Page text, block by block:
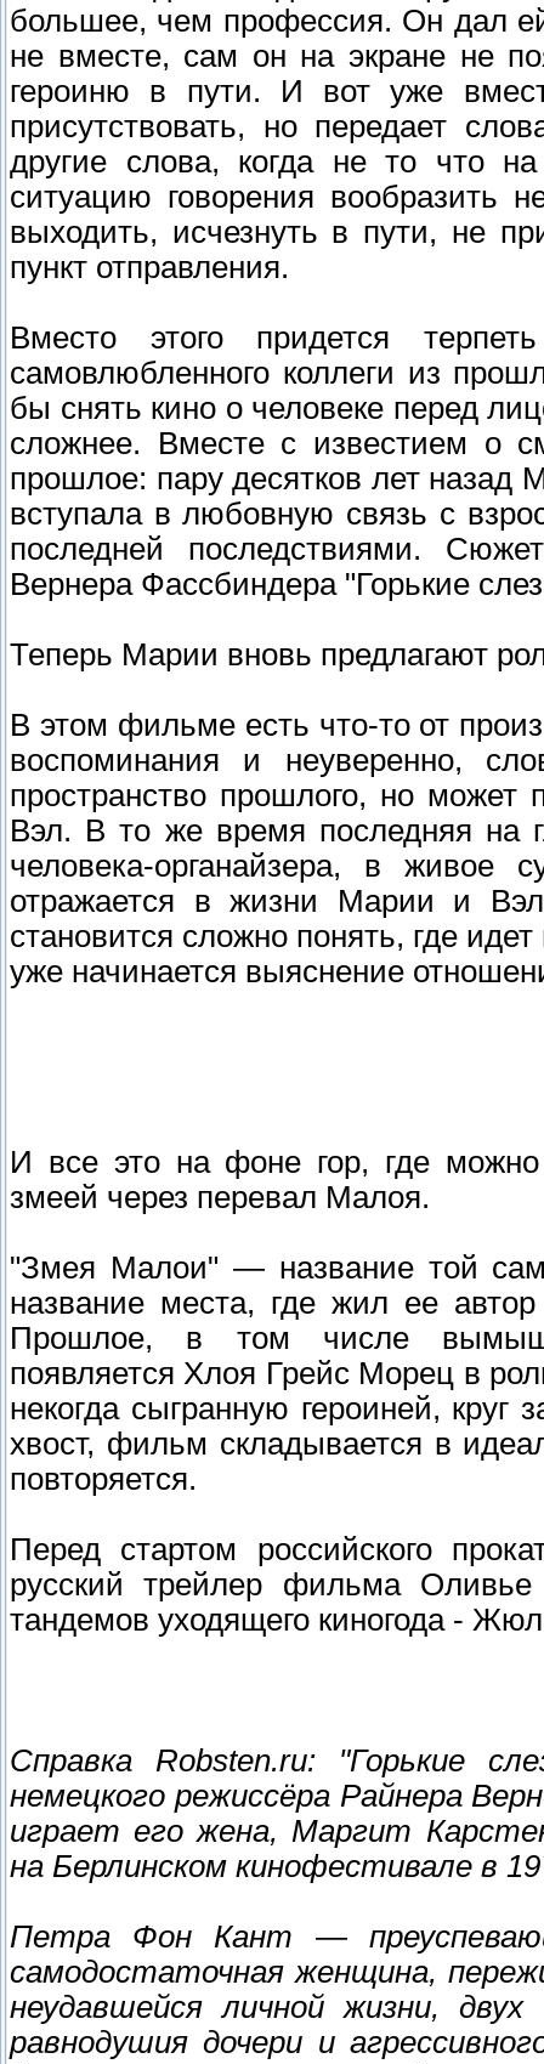
большее, чем профессия. Он дал
не вместе, сам он на экране не
героиню в пути. И вот уже
присутствовать, но передает
другие слова, когда не то что
ситуацию говорения вообразить
выходить, исчезнуть в пути, не
пункт отправления.
Вместо этого придется
самовлюбленного коллеги из
бы снять кино о человеке перед
сложнее. Вместе с известием о
прошлое: пару десятков лет назад
вступала в любовную связь с
последней последствиями.
Вернера Фассбиндера "Горькие
Теперь Марии вновь предлагают
В этом фильме есть что-то от
воспоминания и неуверенно,
пространство прошлого, но может
Вэл. В то же время последняя на
человека-органайзера, в живое
отражается в жизни Марии и
становится сложно понять, где
уже начинается выяснение
И все это на фоне гор, где можно
змеей через перевал Малоя.
"Змея Малои" — название той
название места, где жил ее
Прошлое, в том числе
появляется Хлоя Грейс Морец в
некогда сыгранную героиней, круг
хвост, фильм складывается в
повторяется.
Перед стартом российского
русский трейлер фильма
тандемов уходящего киногода -
Справка Robsten.ru: "Горькие
немецкого режиссёра Райнера
играет его жена, Маргит
на Берлинском кинофестивале в
Петра Фон Кант —
самодостаточная женщина,
неудавшейся личной жизни,
равнодушия дочери и